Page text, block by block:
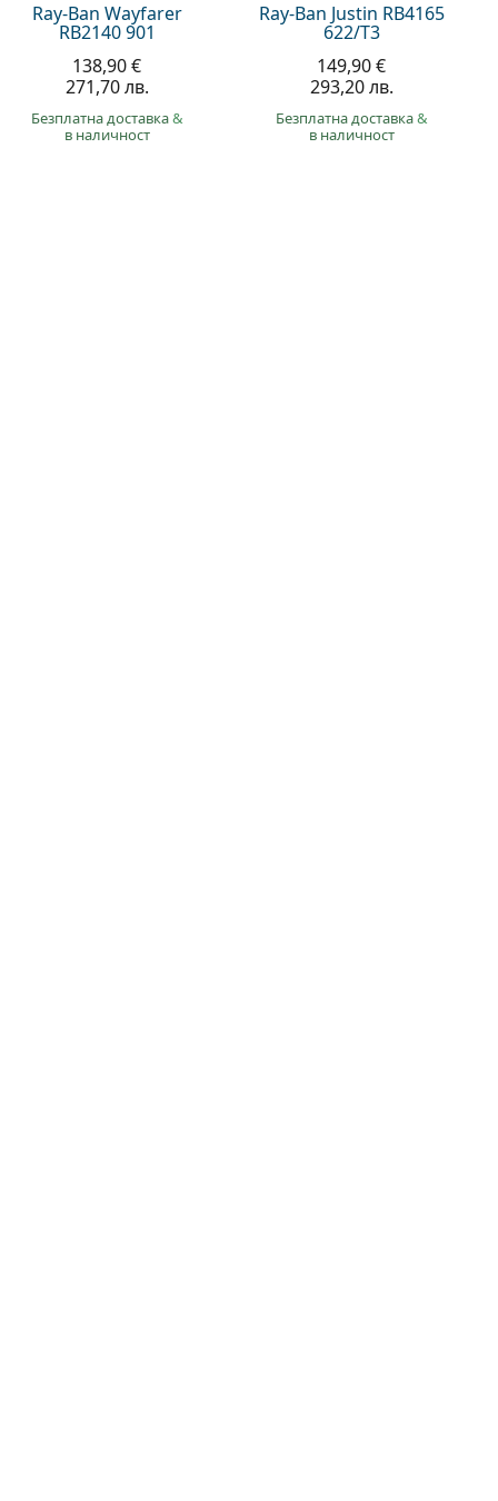
Ray-Ban Wayfarer
RB2140 901
138,90 €
271,70 лв.
Безплатна доставка&
в наличност
Ray-Ban Justin RB4165
622/T3
149,90 €
293,20 лв.
Безплатна доставка&
в наличност